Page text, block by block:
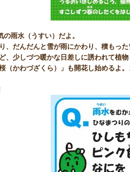
雨水（うすい）だよ。
、だんだんと雪が雨にかわり、積もっ
、少しづつ暖かな日差しに誘われて植
（かわづざくら）」も開花し始めるよ